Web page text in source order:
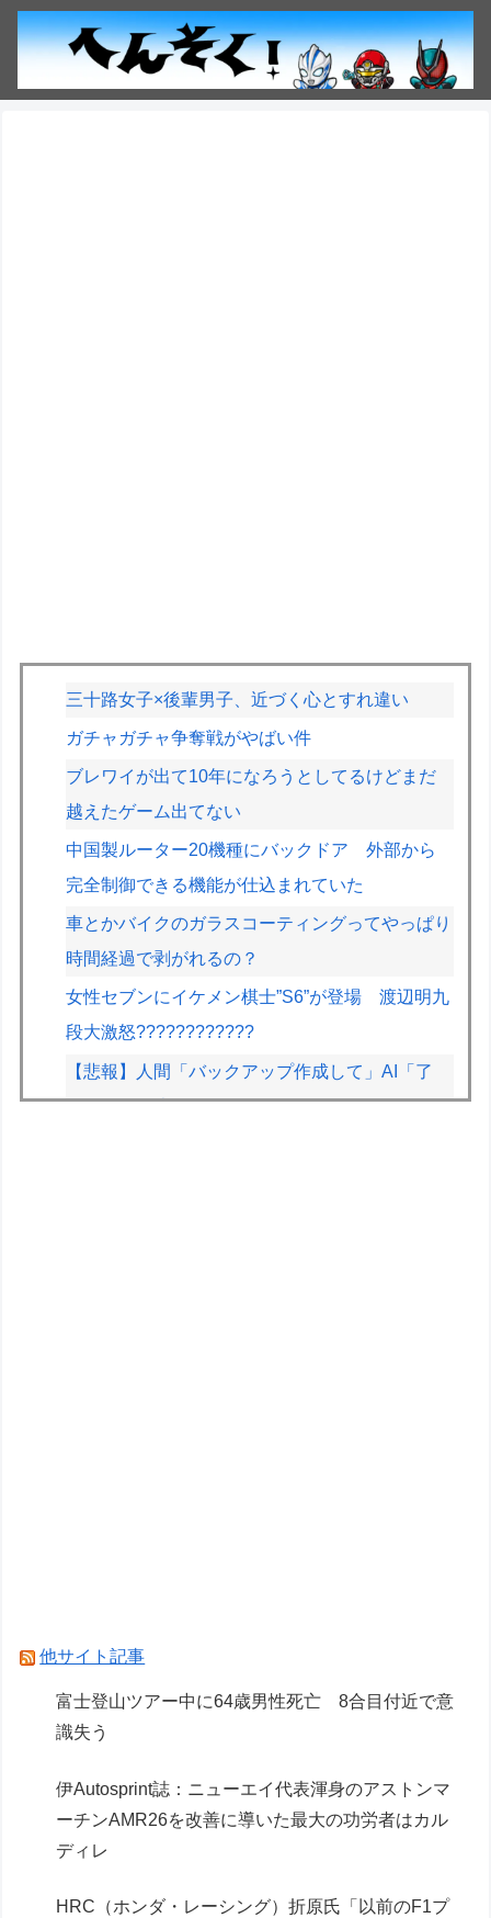
三十路女子×後輩男子、近づく心とすれ違い
ガチャガチャ争奪戦がやばい件
ブレワイが出て10年になろうとしてるけどまだ
越えたゲーム出てない
中国製ルーター20機種にバックドア 外部から
完全制御できる機能が仕込まれていた
車とかバイクのガラスコーティングってやっぱり
時間経過で剥がれるの？
女性セブンにイケメン棋士”S6”が登場 渡辺明九
段大激怒????????????
【悲報】人間「バックアップ作成して」AI「了
解。あ、間違えちゃったｗ」→シャレにならない
Powered by livedoor 相互RSS
他サイト記事
富士登山ツアー中に64歳男性死亡 8合目付近で意
識失う
伊Autosprint誌：ニューエイ代表渾身のアストンマ
ーチンAMR26を改善に導いた最大の功労者はカル
ディレ
HRC（ホンダ・レーシング）折原氏「以前のF1プ